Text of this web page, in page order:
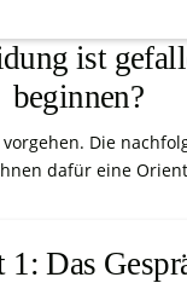
ist
beginnen?
Die
dafür eine
1: Das